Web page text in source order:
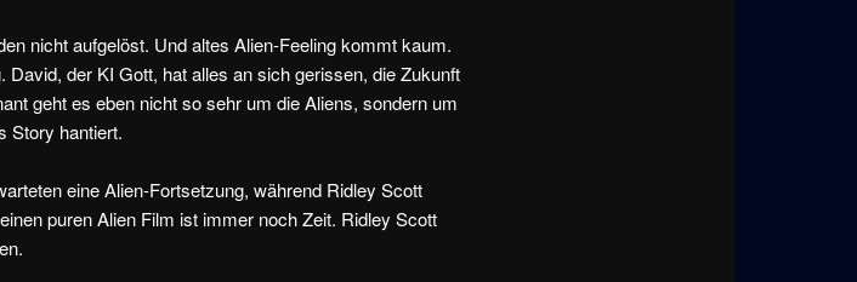
nicht aufgelöst. Und altes Alien-Feeling kommt kaum.
der KI Gott, hat alles an sich gerissen, die Zukunft
geht es eben nicht so sehr um die Aliens, sondern um
Story hantiert.
eine Alien-Fortsetzung, während Ridley Scott
puren Alien Film ist immer noch Zeit. Ridley Scott